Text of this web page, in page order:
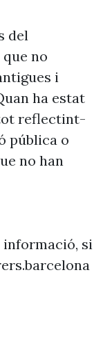
del
no
i
ha estat
tot reflectint-
pública o
no han
informació, si